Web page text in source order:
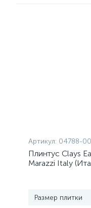
Артикул: 04788-
Плинтус Clays
Marazzi Italy
Размер плитки